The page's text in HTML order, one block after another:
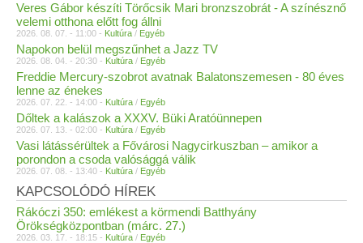
Veres Gábor készíti Törőcsik Mari bronzszobrát - A színésznő
velemi otthona előtt fog állni
2026. 08. 07. - 11:00 - Kultúra / Egyéb
Napokon belül megszűnhet a Jazz TV
2026. 08. 04. - 20:30 - Kultúra / Egyéb
Freddie Mercury-szobrot avatnak Balatonszemesen - 80 éves
lenne az énekes
2026. 07. 22. - 14:00 - Kultúra / Egyéb
Dőltek a kalászok a XXXV. Büki Aratóünnepen
2026. 07. 13. - 02:00 - Kultúra / Egyéb
Vasi látássérültek a Fővárosi Nagycirkuszban – amikor a
porondon a csoda valósággá válik
2026. 07. 08. - 13:40 - Kultúra / Egyéb
KAPCSOLÓDÓ HÍREK
Rákóczi 350: emlékest a körmendi Batthyány
Örökségközpontban (márc. 27.)
2026. 03. 17. - 18:15 - Kultúra / Egyéb